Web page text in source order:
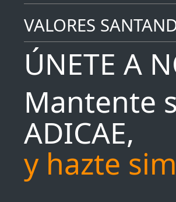
VALORES
ÚNETE A
Mantente
ADICAE,
y hazte